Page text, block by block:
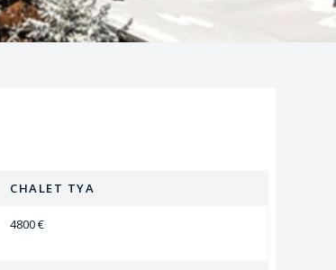
CHALET TYA
4800 €